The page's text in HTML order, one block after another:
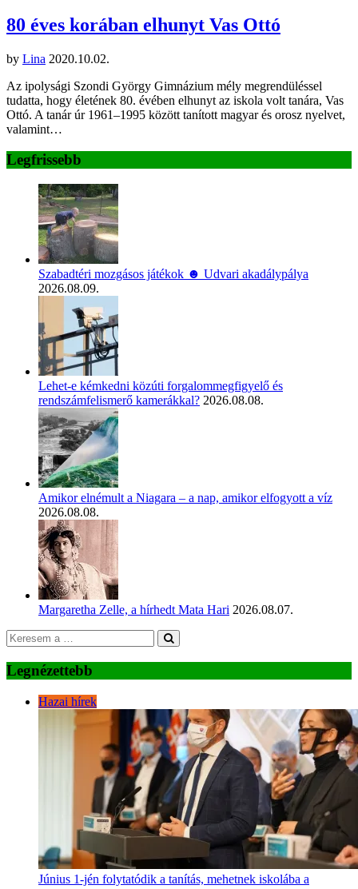
80 éves korában elhunyt Vas Ottó
by Lina 2020.10.02.
Az ipolysági Szondi György Gimnázium mély megrendüléssel
tudatta, hogy életének 80. évében elhunyt az iskola volt tanára, Vas
Ottó. A tanár úr 1961–1995 között tanított magyar és orosz nyelvet,
valamint…
Legfrissebb
Szabadtéri mozgásos játékok ☻ Udvari akadálypálya
2026.08.09.
Lehet-e kémkedni közúti forgalommegfigyelő és
rendszámfelismerő kamerákkal? 2026.08.08.
Amikor elnémult a Niagara – a nap, amikor elfogyott a víz
2026.08.08.
Margaretha Zelle, a hírhedt Mata Hari 2026.08.07.
Legnézettebb
Hazai hírek
Június 1-jén folytatódik a tanítás, mehetnek iskolába a